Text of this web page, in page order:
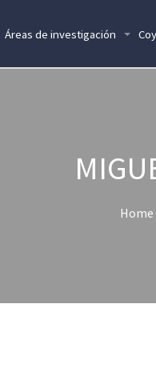
Áreas de investigación
Home